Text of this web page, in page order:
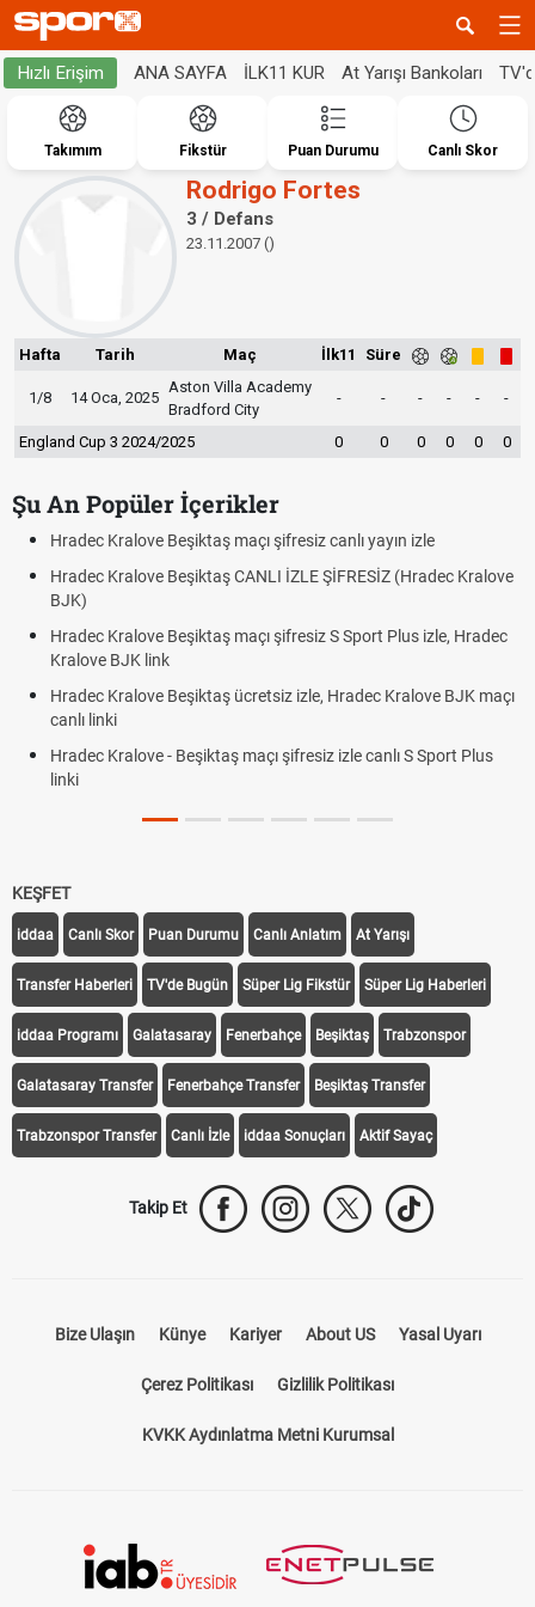
Hızlı Erişim ANA SAYFA İLK11 KUR At Yarışı Bankoları
Takımım Fikstür Puan Durumu Canlı Skor
Rodrigo Fortes
3 / Defans
23.11.2007 ()
Hafta Tarih Maç İlk11 Süre
1/8 14 Oca, 2025
Aston Villa Academy
Bradford City
- - - - - -
England Cup 3 2024/2025 0 0 0 0 0 0
Şu An Popüler İçerikler
Hradec Kralove Beşiktaş maçı şifresiz canlı yayın izle
Hradec Kralove Beşiktaş CANLI İZLE ŞİFRESİZ (Hradec Kralove
BJK)
Hradec Kralove Beşiktaş maçı şifresiz S Sport Plus izle, Hradec
Kralove BJK link
Hradec Kralove Beşiktaş ücretsiz izle, Hradec Kralove BJK maçı
canlı linki
Hradec Kralove - Beşiktaş maçı şifresiz izle canlı S Sport Plus
linki
KEŞFET
iddaa Canlı Skor Puan Durumu Canlı Anlatım At Yarışı
Transfer Haberleri TV'de Bugün Süper Lig Fikstür Süper Lig Haberleri
iddaa Programı Galatasaray Fenerbahçe Beşiktaş Trabzonspor
Galatasaray Transfer Fenerbahçe Transfer Beşiktaş Transfer
Trabzonspor Transfer Canlı İzle iddaa Sonuçları Aktif Sayaç
Takip Et
Bize Ulaşın Künye Kariyer About US Yasal Uyarı
Çerez Politikası Gizlilik Politikası
KVKK Aydınlatma Metni Kurumsal